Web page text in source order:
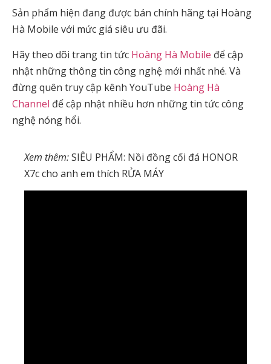
Sản phẩm hiện đang được bán chính hãng tại Hoàng
Hà Mobile với mức giá siêu ưu đãi.
Hãy theo dõi trang tin tức Hoàng Hà Mobile để cập
nhật những thông tin công nghệ mới nhất nhé. Và
đừng quên truy cập kênh YouTube Hoàng Hà
Channel để cập nhật nhiều hơn những tin tức công
nghệ nóng hổi.
Xem thêm:SIÊU PHẨM: Nồi đồng cối đá HONOR
X7c cho anh em thích RỬA MÁY